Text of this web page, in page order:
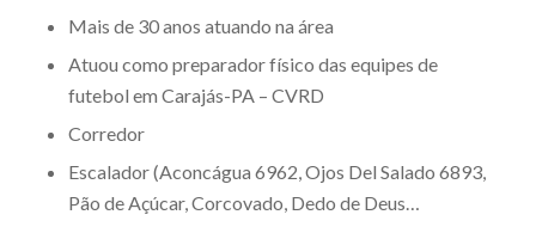
Mais de 30 anos atuando na área
Atuou como preparador físico das equipes de
futebol em Carajás-PA – CVRD
Corredor
Escalador (Aconcágua 6962, Ojos Del Salado 6893,
Pão de Açúcar, Corcovado, Dedo de Deus…